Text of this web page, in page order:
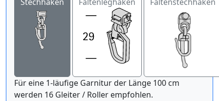
Stechhaken Faltenleghaken Faltenstechhaken
Für eine 1-läufige Garnitur der Länge 100 cm
werden 16 Gleiter / Roller empfohlen.